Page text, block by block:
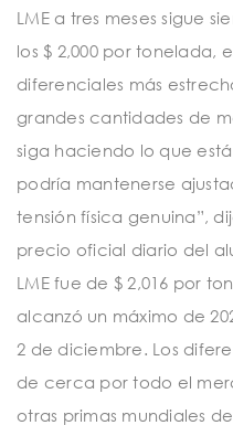
LME a tres meses sigue
los $ 2,000 por tonelada,
diferenciales más
grandes cantidades de
siga haciendo lo que
podría mantenerse
tensión física genuina”,
precio oficial diario del
LME fue de $ 2,016 por
alcanzó un máximo de
2 de diciembre. Los
de cerca por todo el
otras primas mundiales